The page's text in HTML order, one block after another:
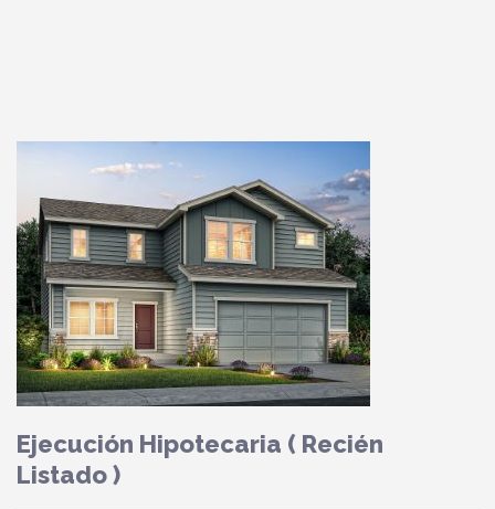
Ejecución Hipotecaria ( Recién
Listado )